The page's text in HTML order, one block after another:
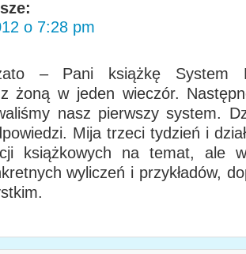
o 7:28 pm
– Pani książkę System
z żoną w jeden wieczór.
nasz pierwszy system.
Mija trzeci tydzień i
książkowych na temat, ale
wyliczeń i przykładów,